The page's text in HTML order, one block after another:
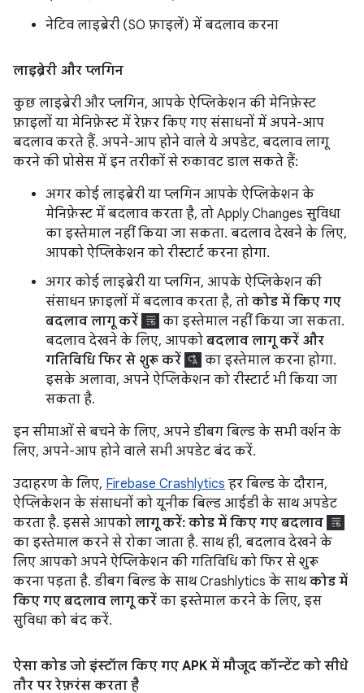
नेटिव लाइब्रेरी (SO फ़ाइलें) में बदलाव करना
लाइब्रेरी और प्लगिन
कुछ लाइब्रेरी और प्लगिन, आपके ऐप्लिकेशन की मेनिफ़ेस्ट
फ़ाइलों या मेनिफ़ेस्ट में रेफ़र किए गए संसाधनों में अपने-आप
बदलाव करते हैं. अपने-आप होने वाले ये अपडेट, बदलाव लागू
करने की प्रोसेस में इन तरीकों से रुकावट डाल सकते हैं:
अगर कोई लाइब्रेरी या प्लगिन आपके ऐप्लिकेशन के
मेनिफ़ेस्ट में बदलाव करता है, तो Apply Changes सुविधा
का इस्तेमाल नहीं किया जा सकता. बदलाव देखने के लिए,
आपको ऐप्लिकेशन को रीस्टार्ट करना होगा.
अगर कोई लाइब्रेरी या प्लगिन, आपके ऐप्लिकेशन की
संसाधन फ़ाइलों में बदलाव करता है, तो कोड में किए गए
बदलाव लागू करें
का इस्तेमाल नहीं किया जा सकता.
बदलाव देखने के लिए, आपको बदलाव लागू करें और
गतिविधि फिर से शुरू करें
का इस्तेमाल करना होगा.
इसके अलावा, अपने ऐप्लिकेशन को रीस्टार्ट भी किया जा
सकता है.
इन सीमाओं से बचने के लिए, अपने डीबग बिल्ड के सभी वर्शन के
लिए, अपने-आप होने वाले सभी अपडेट बंद करें.
उदाहरण के लिए, Firebase Crashlytics हर बिल्ड के दौरान,
ऐप्लिकेशन के संसाधनों को यूनीक बिल्ड आईडी के साथ अपडेट
करता है. इससे आपको लागू करें: कोड में किए गए बदलाव
का इस्तेमाल करने से रोका जाता है. साथ ही, बदलाव देखने के
लिए आपको अपने ऐप्लिकेशन की गतिविधि को फिर से शुरू
करना पड़ता है. डीबग बिल्ड के साथ Crashlytics के साथकोड में
किए गए बदलाव लागू करें का इस्तेमाल करने के लिए, इस
सुविधा को बंद करें.
ऐसा कोड जो इंस्टॉल किए गए APK में मौजूद कॉन्टेंट को सीधे
तौर पर रेफ़रंस करता है